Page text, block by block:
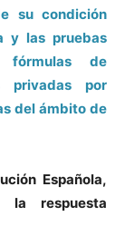
su condición
y las pruebas
fórmulas de
privadas por
del ámbito de
Española,
la respuesta